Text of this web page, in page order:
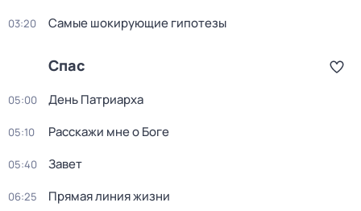
03:20 Самые шoкиpующие гипотезы
Спас
05:00 Дeнь Патриаpха
05:10 Расскажи мне о Боге
05:40 Завет
06:25 Прямая линия жизни